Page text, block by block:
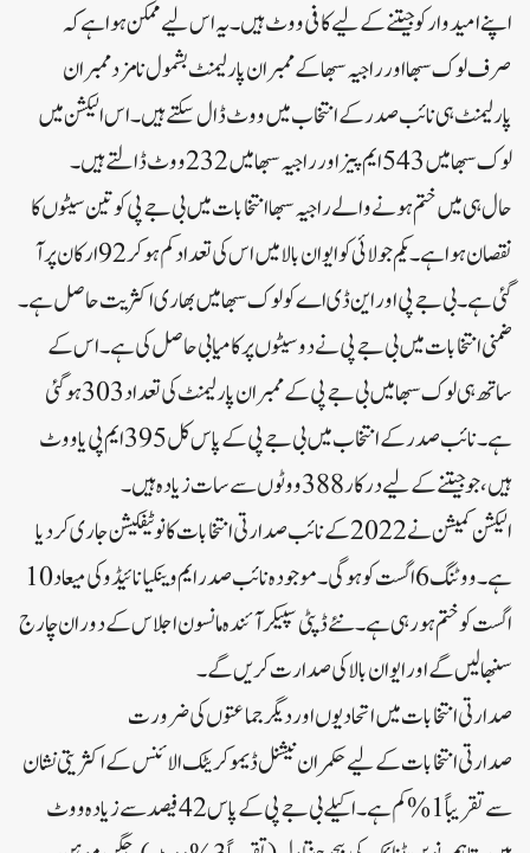
اپنے امیدوار کو جیتنے کے لیے کافی ووٹ ہیں۔یہ اس لیے ممکن ہوا ہے کہ
صرف لوک سبھا اور راجیہ سبھا کے ممبران پارلیمنٹ بشمول نامزد ممبران
پارلیمنٹ ہی نائب صدر کے انتخاب میں ووٹ ڈال سکتے ہیں۔اس الیکشن میں
لوک سبھا میں 543 ایم پیز اور راجیہ سبھا میں 232 ووٹ ڈالتے ہیں۔
حال ہی میں ختم ہونے والے راجیہ سبھا انتخابات میں بی جے پی کو تین سیٹوں کا
نقصان ہوا ہے۔یکم جولائی کو ایوان بالا میں اس کی تعداد کم ہو کر 92 ارکان پر آ
گئی ہے۔بی جے پی اور این ڈی اے کو لوک سبھا میں بھاری اکثریت حاصل ہے۔
ضمنی انتخابات میں بی جے پی نے دو سیٹوں پر کامیابی حاصل کی ہے۔اس کے
ساتھ ہی لوک سبھا میں بی جے پی کے ممبران پارلیمنٹ کی تعداد 303 ہو گئی
ہے۔نائب صدر کے انتخاب میں بی جے پی کے پاس کل 395 ایم پی یا ووٹ
ہیں، جو جیتنے کے لیے درکار 388 ووٹوں سے سات زیادہ ہیں۔
الیکشن کمیشن نے 2022 کے نائب صدارتی انتخابات کا نوٹیفکیشن جاری کر دیا
ہے۔ووٹنگ 6 اگست کو ہوگی۔موجودہ نائب صدر ایم وینکیا نائیڈو کی میعاد 10
اگست کو ختم ہو رہی ہے۔نئے ڈپٹی سپیکر آئندہ مانسون اجلاس کے دوران چارج
سنبھالیں گے اور ایوان بالا کی صدارت کریں گے۔
صدارتی انتخابات میں اتحادیوں اور دیگر جماعتوں کی ضرورت
صدارتی انتخابات کے لیے حکمران نیشنل ڈیموکریٹک الائنس کے اکثریتی نشان
سے تقریباً 1% کم ہے۔اکیلے بی جے پی کے پاس 42 فیصد سے زیادہ ووٹ